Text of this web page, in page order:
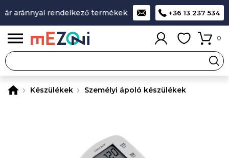
aránnyal rendelkező termékek A legjobb design-+36 13 237 534
0
Készülékek Személyi ápoló készülékek